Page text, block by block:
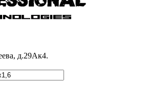
д.29Ак4.